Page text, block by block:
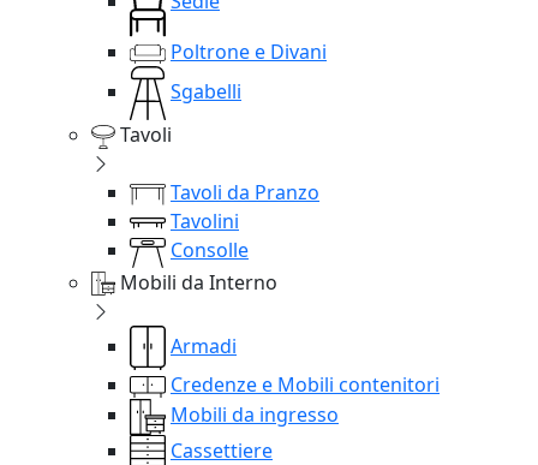
Poltrone e Divani
Sgabelli
Tavoli
Tavoli da Pranzo
Tavolini
Consolle
Mobili da Interno
Armadi
Credenze e Mobili contenitori
Mobili da ingresso
Cassettiere